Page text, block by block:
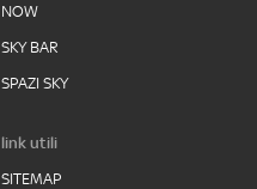
NOW
SKY BAR
SPAZI SKY
link utili
SITEMAP